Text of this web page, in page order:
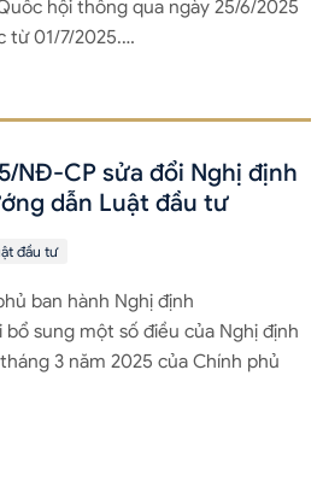
hội thông qua ngày 25/6/2025
từ 01/7/2025.…
NĐ-CP sửa đổi Nghị định
dẫn Luật đầu tư
đầu tư
ban hành Nghị định
sung một số điều của Nghị định
3 năm 2025 của Chính phủ